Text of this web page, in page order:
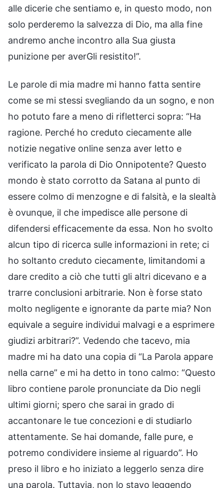
alle dicerie che sentiamo e, in questo modo, non
solo perderemo la salvezza di Dio, ma alla fine
andremo anche incontro alla Sua giusta
punizione per averGli resistito!”.
Le parole di mia madre mi hanno fatta sentire
come se mi stessi svegliando da un sogno, e non
ho potuto fare a meno di rifletterci sopra: “Ha
ragione. Perché ho creduto ciecamente alle
notizie negative online senza aver letto e
verificato la parola di Dio Onnipotente? Questo
mondo è stato corrotto da Satana al punto di
essere colmo di menzogne e di falsità, e la slealtà
è ovunque, il che impedisce alle persone di
difendersi efficacemente da essa. Non ho svolto
alcun tipo di ricerca sulle informazioni in rete; ci
ho soltanto creduto ciecamente, limitandomi a
dare credito a ciò che tutti gli altri dicevano e a
trarre conclusioni arbitrarie. Non è forse stato
molto negligente e ignorante da parte mia? Non
equivale a seguire individui malvagi e a esprimere
giudizi arbitrari?”. Vedendo che tacevo, mia
madre mi ha dato una copia di “La Parola appare
nella carne” e mi ha detto in tono calmo: “Questo
libro contiene parole pronunciate da Dio negli
ultimi giorni; spero che sarai in grado di
accantonare le tue concezioni e di studiarlo
attentamente. Se hai domande, falle pure, e
potremo condividere insieme al riguardo”. Ho
preso il libro e ho iniziato a leggerlo senza dire
una parola. Tuttavia, non lo stavo leggendo